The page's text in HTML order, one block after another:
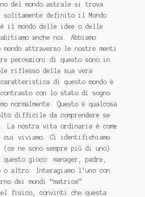
del mondo astrale si trova
solitamente definito il Mondo
è il mondo delle idee o delle
anche noi. Abbiamo
mondo attraverso le nostre menti
percezioni di questo sono in
riflesso della sua vera
caratteristica di questo mondo è
con lo stato di sogno
normalmente. Questo è qualcosa
difficile da comprendere se
La nostra vita ordinaria è come
cui viviamo. Ci identifichiamo
(ce ne sono sempre più di uno)
gioco: manager, padre,
o altro.
Interagiamo l’uno con
dei mondi “matrice”
fisico, convinti che questa